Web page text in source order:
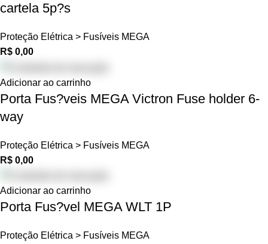
cartela 5p?s
Proteção Elétrica > Fusíveis MEGA
R$ 0,00
Adicionar ao carrinho
Porta Fus?veis MEGA Victron Fuse holder 6-
way
Proteção Elétrica > Fusíveis MEGA
R$ 0,00
Adicionar ao carrinho
Porta Fus?vel MEGA WLT 1P
Proteção Elétrica > Fusíveis MEGA